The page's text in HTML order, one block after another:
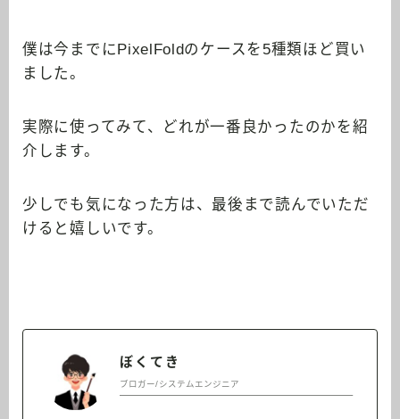
僕は今までにPixelFoldのケースを5種類ほど買い
ました。
実際に使ってみて、どれが一番良かったのかを紹
介します。
少しでも気になった方は、最後まで読んでいただ
けると嬉しいです。
ぼくてき
ブロガー/システムエンジニア